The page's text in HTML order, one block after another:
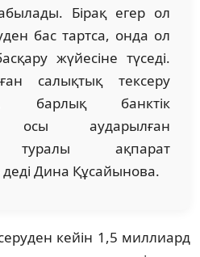
Бірақ егер ол
бас тартса, онда ол
жүйесіне түседі.
салықтық тексеру
барлық банктік
осы аударылған
туралы ақпарат
Дина Құсайынова.
кейін 1,5 миллиард